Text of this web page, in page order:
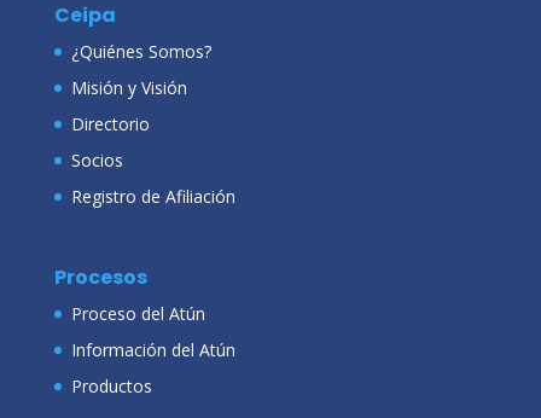
Ceipa
¿Quiénes Somos?
Misión y Visión
Directorio
Socios
Registro de Afiliación
Procesos
Proceso del Atún
Información del Atún
Productos